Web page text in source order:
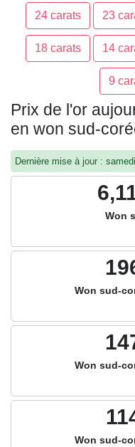
24 carats 23
18 carats 14
9
Prix de l'or
en won sud-
Dernière mise à jour :
Won
Won sud-
Won sud-
Won sud-